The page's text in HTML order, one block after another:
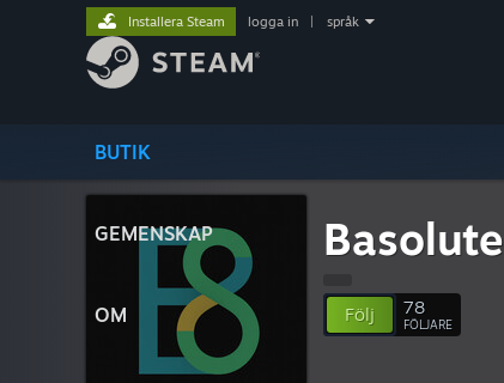
BUTIK
GEMENSKAP
OM
Installera Steam logga in språk
Basolute
Följ 78
FÖLJARE